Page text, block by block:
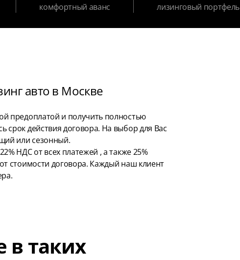
комфортный аванс лизинговый портфель
авто в Москве
предоплатой и получить полностью
срок действия договора. На выбор для Вас
или сезонный.
НДС от всех платежей , а также 25%
стоимости договора. Каждый наш клиент
в таких